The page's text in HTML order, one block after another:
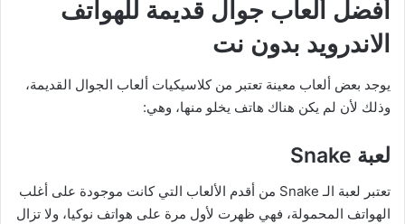
أفضل ألعاب جوال قديمة للهواتف
الاندرويد بدون نت
يوجد بعض ألعاب معينة تعتبر من كلاسيكيات ألعاب الجوال القديمة،
وذلك لأن لم يكن هناك هاتف يخلو منها، وهي:
لعبة Snake
تعتبر لعبة الـ Snake من أقدم الألعاب التي كانت موجودة على أغلب
الهواتف المحمولة، فهي ظهرت لأول مرة على هواتف نوكيا، ولا تزال